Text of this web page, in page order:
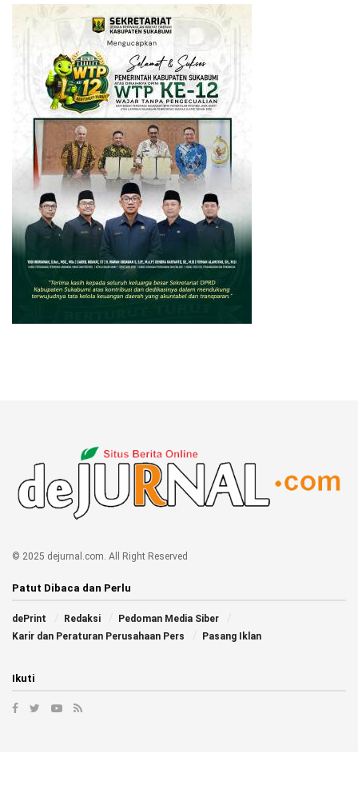
© 2025 dejurnal.com. All Right Reserved
Patut Dibaca dan Perlu
dePrint Redaksi
Pedoman Media Siber
Karir dan Peraturan Perusahaan Pers
Pasang Iklan
Ikuti